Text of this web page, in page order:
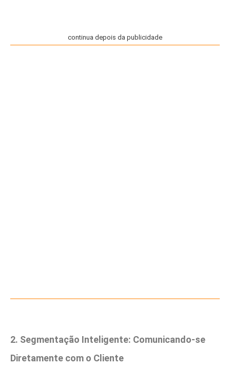
continua depois da publicidade
2. Segmentação Inteligente: Comunicando-se
Diretamente com o Cliente